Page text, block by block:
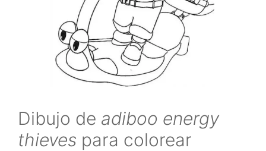
Dibujo de adiboo energy
thieves para colorear